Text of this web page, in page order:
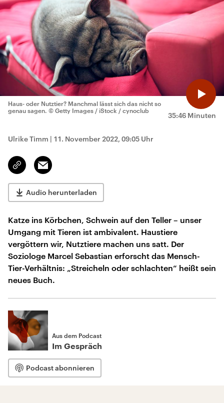
35:46 Minuten
Haus- oder Nutztier? Manchmal lässt sich das nicht so
genau sagen. © Getty Images / iStock / cynoclub
Ulrike Timm | 11. November 2022, 09:05 Uhr
Link
kopieren/teilen
Email
Audio herunterladen
Katze ins Körbchen, Schwein auf den Teller – unser
Umgang mit Tieren ist ambivalent. Haustiere
vergöttern wir, Nutztiere machen uns satt. Der
Soziologe Marcel Sebastian erforscht das Mensch-
Tier-Verhältnis: „Streicheln oder schlachten“ heißt sein
neues Buch.
Aus dem Podcast
Im Gespräch
Podcast abonnieren